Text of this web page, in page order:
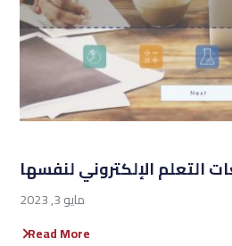
الإلكتروني لنفسها
مايو 3, 2023
Read More